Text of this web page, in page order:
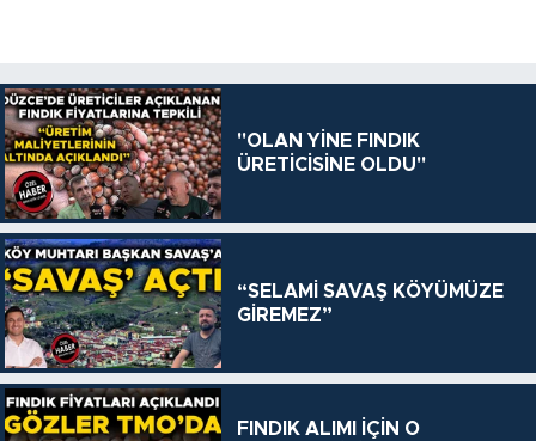
"OLAN YİNE FINDIK
ÜRETİCİSİNE OLDU"
“SELAMİ SAVAŞ KÖYÜMÜZE
GİREMEZ”
FINDIK ALIMI İÇİN O